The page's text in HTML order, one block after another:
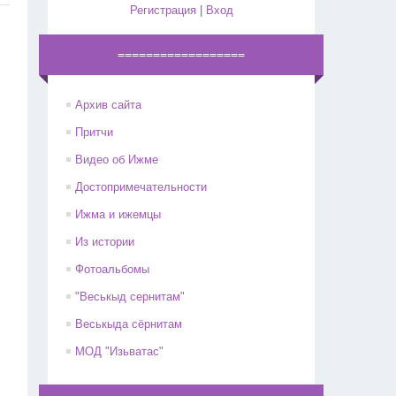
Регистрация| Вход
==================
Архив сайта
Притчи
Видео об Ижме
Достопримечательности
Ижма и ижемцы
Из истории
Фотоальбомы
"Веськыд сернитам"
Веськыда сёрнитам
МОД "Изьватас"